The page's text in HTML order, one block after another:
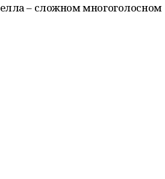
– сложном многоголосном